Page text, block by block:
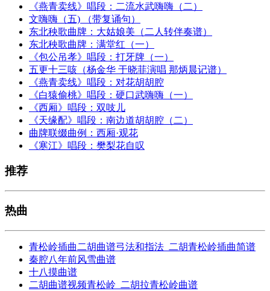
《燕青卖线》唱段：二流水武嗨嗨（二）
文嗨嗨（五) （带复诵句）
东北秧歌曲牌：大姑娘美（二人转伴奏谱）
东北秧歌曲牌：满堂红（一）
《包公吊孝》唱段：打牙牌（一）
五更十三咳（杨金华 于晓菲演唱 那炳晨记谱）
《燕青卖线》唱段：对花胡胡腔
《白猿偷桃》唱段：硬口武嗨嗨（一）
《西厢》唱段：双吱儿
《天缘配》唱段：南边道胡胡腔（二）
曲牌联缀曲例：西厢·观花
《寒江》唱段：樊梨花自叹
推荐
热曲
青松岭插曲二胡曲谱弓法和指法_二胡青松岭插曲简谱
秦腔八年前风雪曲谱
十八摸曲谱
二胡曲谱视频青松岭_二胡拉青松岭曲谱